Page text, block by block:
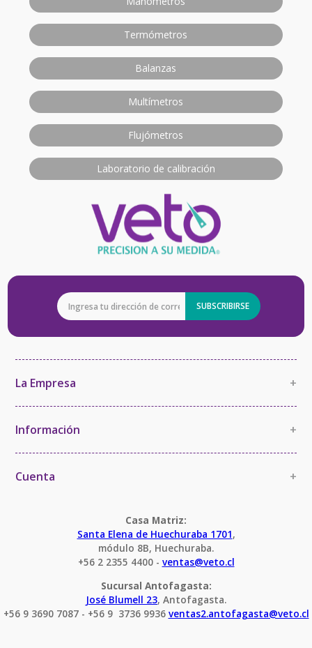
Termómetros
Balanzas
Multímetros
Flujómetros
Laboratorio de calibración
SUBSCRIBIRSE
La Empresa +
La Empresa
Política de Imparcialidad y Confidencialidad
Certificaciones y Acreditaciones
Información +
Información Comercial
Términos y Condiciones
Cuenta +
Casa Matriz:
Santa Elena de Huechuraba 1701,
módulo 8B, Huechuraba.
+56 2 2355 4400 - ventas@veto.cl
Sucursal Antofagasta:
José Blumell 23, Antofagasta.
+56 9 3690 7087 - +56 9  3736 9936 ventas2.antofagasta@veto.cl